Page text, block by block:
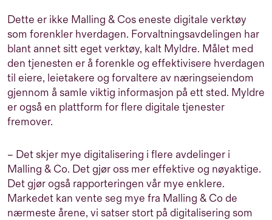
Dette er ikke Malling & Cos eneste digitale verktøy
som forenkler hverdagen. Forvaltningsavdelingen har
blant annet sitt eget verktøy, kalt Myldre. Målet med
den tjenesten er å forenkle og effektivisere hverdagen
til eiere, leietakere og forvaltere av næringseiendom
gjennom å samle viktig informasjon på ett sted. Myldre
er også en plattform for flere digitale tjenester
fremover.
– Det skjer mye digitalisering i flere avdelinger i
Malling & Co. Det gjør oss mer effektive og nøyaktige.
Det gjør også rapporteringen vår mye enklere.
Markedet kan vente seg mye fra Malling & Co de
nærmeste årene, vi satser stort på digitalisering som